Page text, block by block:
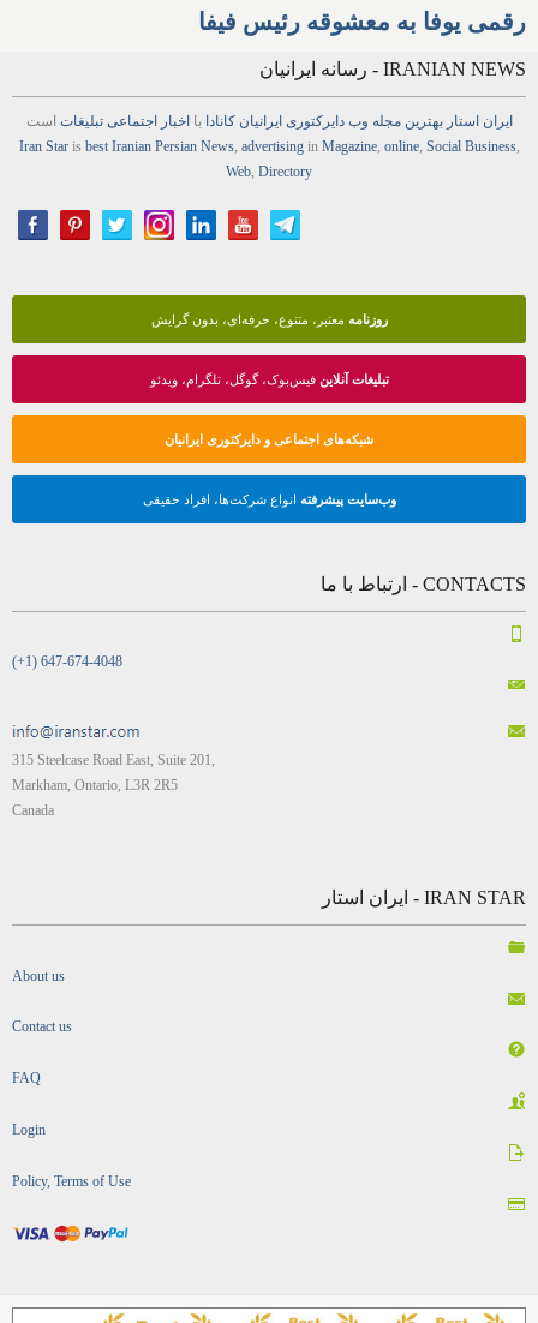
رقمی یوفا به معشوقه رئیس فیفا
IRANIAN NEWS - رسانه ایرانیان
ایران استار بهترین مجله وب دایرکتوری ایرانیان کانادا بااخبار اجتماعی تبلیغات است
Iran Staris best Iranian Persian News, advertisingin Magazine, online, Social Business,
Web Directory
روزنامه معتبر، متنوع، حرفه‌ای، بدون گرایش
تبلیغات آنلاینفیس‌بوک، گوگل، تلگرام، ویدئو
شبکه‌های اجتماعی و دایرکتوری ایرانیان
وب‌سایت پیشرفته انواع شرکت‌ها، افراد حقیقی
CONTACTS - ارتباط با ما
(+1) 647-674-4048
315 Steelcase Road East, Suite 201,
Markham, Ontario, L3R 2R5
Canada
IRAN STAR - ایران استار
About us
Contact us
FAQ
Login
Policy, Terms of Use